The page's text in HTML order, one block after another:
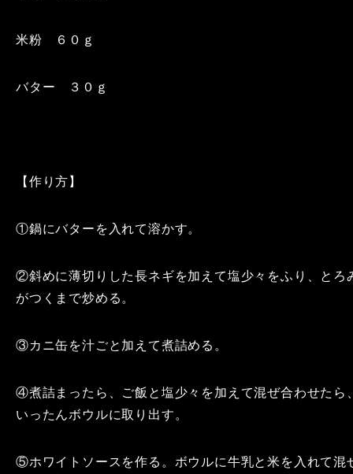
米粉 ６０ｇ
バター ３０ｇ
【作り方】
①鍋にバターを入れて溶かす。
②斜めに薄切りした長ネギを加えて塩少々をふり、とろ
がつくまで炒める。
③カニ缶を汁ごと加えて煮詰める。
④煮詰まったら、ご飯と塩少々を加えて混ぜ合わせたら
いったんボウルに取り出す。
⑤ホワイトソースを作る。ボウルに牛乳と米を入れて混